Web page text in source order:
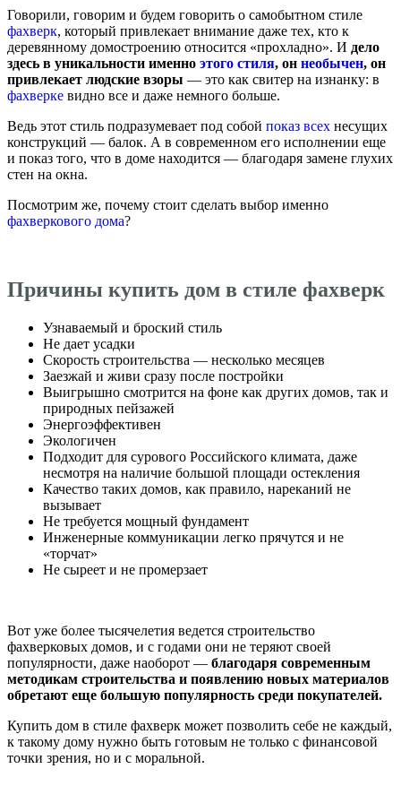
Говорили, говорим и будем говорить о самобытном стиле
фахверк, который привлекает внимание даже тех, кто к
деревянному домостроению относится «прохладно». И дело
здесь в уникальности именно этого стиля, он необычен, он
привлекает людские взоры — это как свитер на изнанку: в
фахверке видно все и даже немного больше.
Ведь этот стиль подразумевает под собой показ всех несущих
конструкций — балок. А в современном его исполнении еще
и показ того, что в доме находится — благодаря замене глухих
стен на окна.
Посмотрим же, почему стоит сделать выбор именно
фахверкового дома?
Причины купить дом в стиле фахверк
Узнаваемый и броский стиль
Не дает усадки
Скорость строительства — несколько месяцев
Заезжай и живи сразу после постройки
Выигрышно смотрится на фоне как других домов, так и
природных пейзажей
Энергоэффективен
Экологичен
Подходит для сурового Российского климата, даже
несмотря на наличие большой площади остекления
Качество таких домов, как правило, нареканий не
вызывает
Не требуется мощный фундамент
Инженерные коммуникации легко прячутся и не
«торчат»
Не сыреет и не промерзает
Вот уже более тысячелетия ведется строительство
фахверковых домов, и с годами они не теряют своей
популярности, даже наоборот — благодаря современным
методикам строительства и появлению новых материалов
обретают еще большую популярность среди покупателей.
Купить дом в стиле фахверк может позволить себе не каждый,
к такому дому нужно быть готовым не только с финансовой
точки зрения, но и с моральной.